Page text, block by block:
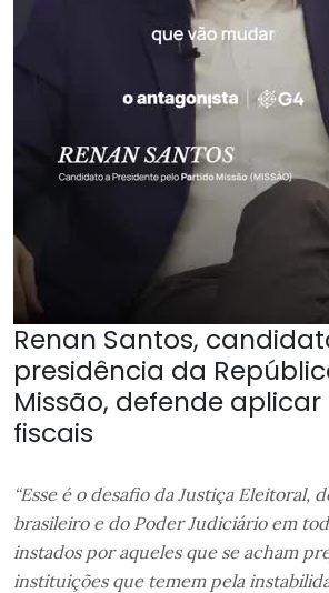
Renan Santos,
presidência da
Missão, defende
fiscais
“Esse é o desafio da Justiça Eleitoral,
brasileiro e do Poder Judiciário em
instados por aqueles que se acham
instituições que temem pela